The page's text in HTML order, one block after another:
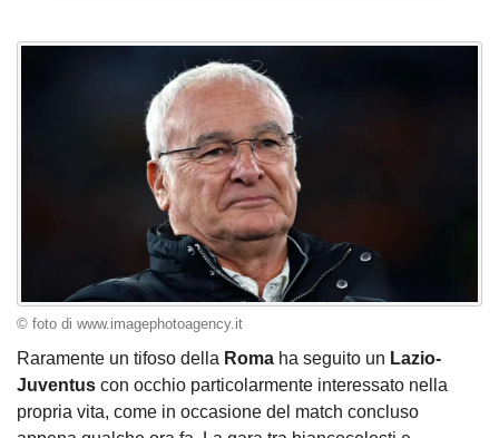
© foto di www.imagephotoagency.it
Raramente un tifoso della Roma ha seguito un Lazio-
Juventus con occhio particolarmente interessato nella
propria vita, come in occasione del match concluso